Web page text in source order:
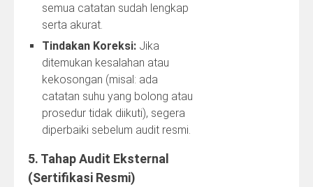
semua catatan sudah lengkap
serta akurat.
Tindakan Koreksi: Jika
ditemukan kesalahan atau
kekosongan (misal: ada
catatan suhu yang bolong atau
prosedur tidak diikuti), segera
diperbaiki sebelum audit resmi.
5. Tahap Audit Eksternal
(Sertifikasi Resmi)